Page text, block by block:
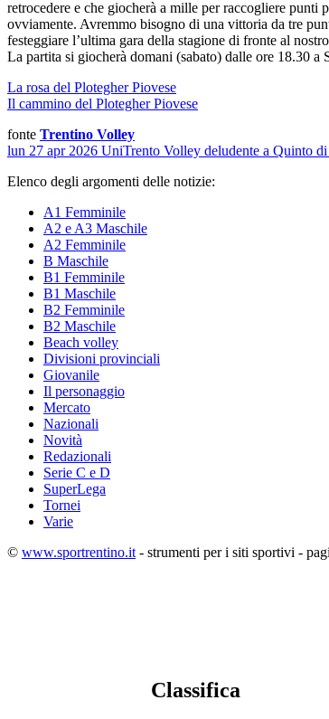
retrocedere e che giocherà a mille per raccogliere punti
ovviamente. Avremmo bisogno di una vittoria da tre
festeggiare l’ultima gara della stagione di fronte al
La partita si giocherà domani (sabato) dalle ore 18.30
La rosa del Plotegher Piovese
Il cammino del Plotegher Piovese
fonte Trentino Volley
lun 27 apr 2026 UniTrento Volley deludente a Quinto
Elenco degli argomenti delle notizie:
A1 Femminile
A2 e A3 Maschile
A2 Femminile
B Maschile
B1 Femminile
B1 Maschile
B2 Femminile
B2 Maschile
Beach volley
Divisioni provinciali
Giovanile
Il personaggio
Mercato
Nazionali
Novità
Redazionali
Serie C e D
SuperLega
Tornei
Varie
© www.sportrentino.it - strumenti per i siti sportivi -
Classifica